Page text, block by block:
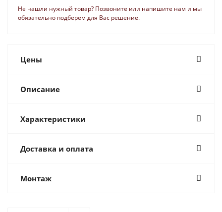
Не нашли нужный товар? Позвоните или напишите нам и мы
обязательно подберем для Вас решение.
Цены
Описание
Характеристики
Доставка и оплата
Монтаж